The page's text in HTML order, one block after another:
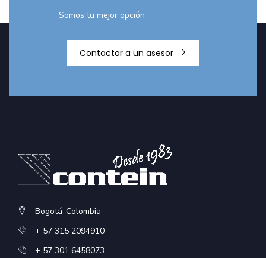
Somos tu mejor opción
Contactar a un asesor
Bogotá-Colombia
+ 57 315 2094910
+ 57 301 6458073